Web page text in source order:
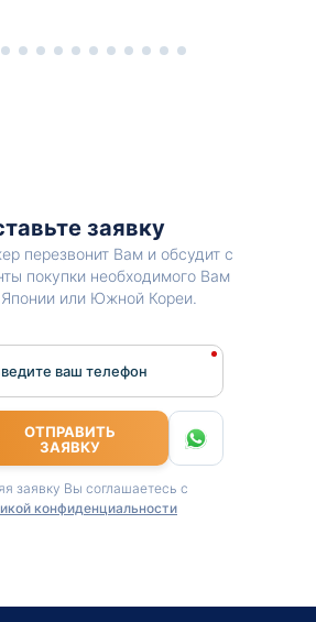
заявку
перезвонит Вам и обсудит с
покупки необходимого Вам
Японии или Южной Кореи.
ваш телефон
ОТПРАВИТЬ
ЗАЯВКУ
заявку Вы соглашаетесь с
конфиденциальности